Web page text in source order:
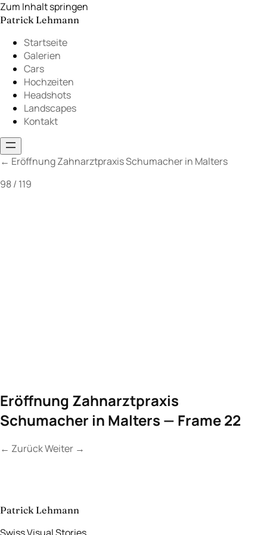
Zum Inhalt springen
Patrick Lehmann
Startseite
Galerien
Cars
Hochzeiten
Headshots
Landscapes
Kontakt
← Eröffnung Zahnarztpraxis Schumacher in Malters
98 / 119
Eröffnung Zahnarztpraxis
Schumacher in Malters — Frame 22
← ZurückWeiter →
aufnehmen→
Patrick Lehmann